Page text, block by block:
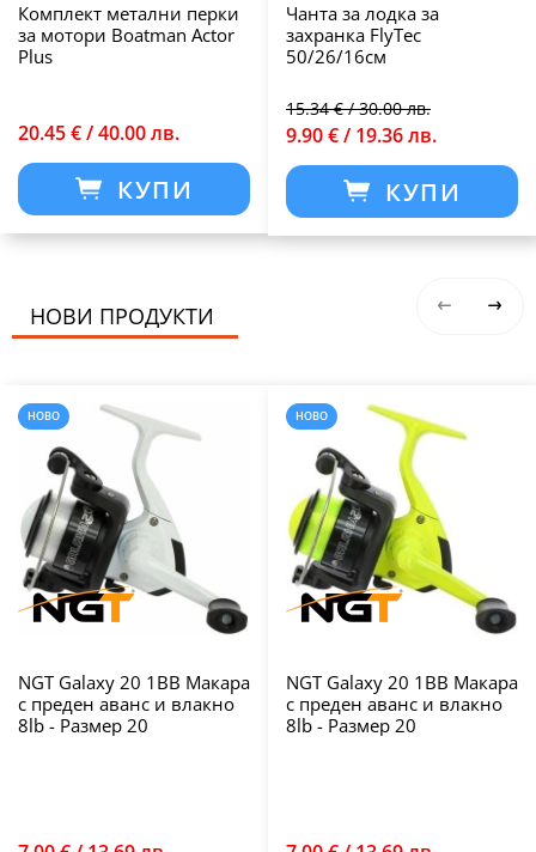
Комплект метални перки
за мотори Boatman Actor
Plus
20.45 € / 40.00 лв.
КУПИ
Чанта за лодка за
захранка FlyTec
50/26/16см
15.34 € / 30.00 лв.
9.90 € / 19.36 лв.
КУПИ
НОВИ ПРОДУКТИ
НОВО
NGT Galaxy 20 1BB Макара
с преден аванс и влакно
8lb - Размер 20
НОВО
NGT Galaxy 20 1BB Макара
с преден аванс и влакно
8lb - Размер 20